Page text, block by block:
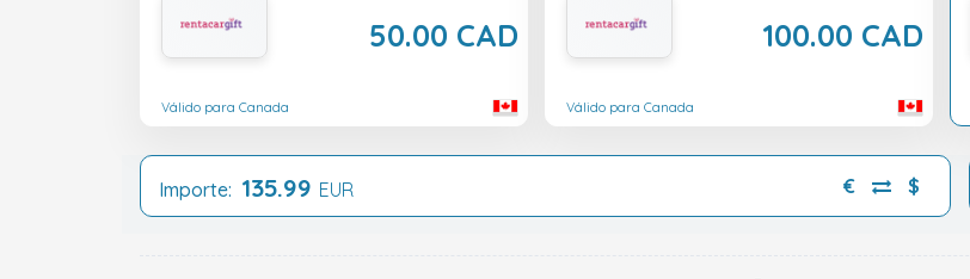
50.00 CAD
Válido para Canada
100.00 CAD
Válido para Canada
Importe: 135.99 EUR € $